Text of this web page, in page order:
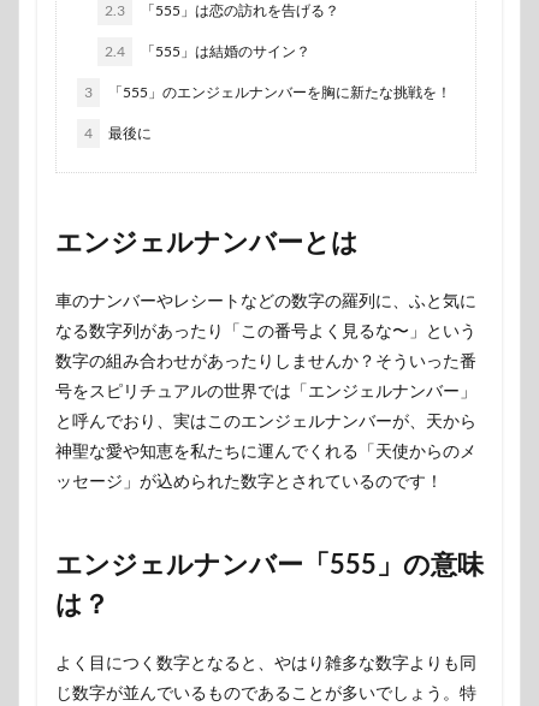
2.3 「555」は恋の訪れを告げる？
2.4 「555」は結婚のサイン？
3 「555」のエンジェルナンバーを胸に新たな挑戦を！
4 最後に
エンジェルナンバーとは
車のナンバーやレシートなどの数字の羅列に、ふと気に
なる数字列があったり「この番号よく見るな〜」という
数字の組み合わせがあったりしませんか？そういった番
号をスピリチュアルの世界では「エンジェルナンバー」
と呼んでおり、実はこのエンジェルナンバーが、天から
神聖な愛や知恵を私たちに運んでくれる「天使からのメ
ッセージ」が込められた数字とされているのです！
エンジェルナンバー「555」の意味
は？
よく目につく数字となると、やはり雑多な数字よりも同
じ数字が並んでいるものであることが多いでしょう。特